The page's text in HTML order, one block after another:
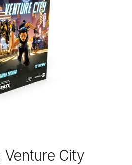
Venture City